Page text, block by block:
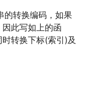
的转换编码，如果
此写如上的函
转换下标(索引)及